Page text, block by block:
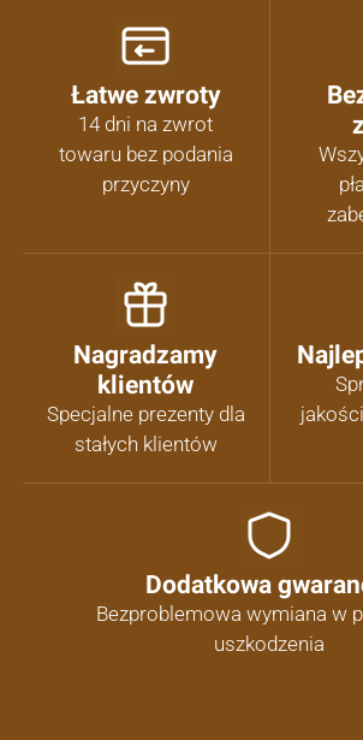
Łatwe zwroty
14 dni na zwrot
towaru bez podania
przyczyny
Nagradzamy
klientów
Specjalne prezenty dla
stałych klientów
Dodatkowa
Bezproblemowa wymiana w
uszkodzenia